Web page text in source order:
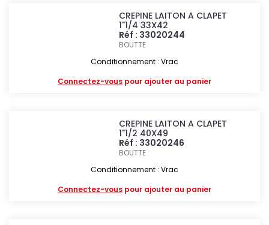
CREPINE LAITON A CLAPET
1"1/4 33X42
Réf : 33020244
BOUTTE
Conditionnement : Vrac
Connectez-vous pour ajouter au panier
CREPINE LAITON A CLAPET
1"1/2 40X49
Réf : 33020246
BOUTTE
Conditionnement : Vrac
Connectez-vous pour ajouter au panier